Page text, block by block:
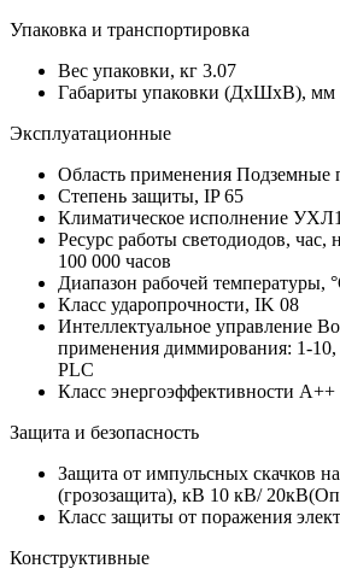
Упаковка и транспортировка
Вес упаковки, кг 3.07
Габариты упаковки (ДхШхВ), мм
Эксплуатационные
Область применения Подземные
Степень защиты, IP65
Климатическое исполнение УХЛ1
Ресурс работы светодиодов, час,
100 000 часов
Диапазон рабочей температуры,
Класс ударопрочности, IK 08
Интеллектуальное управление
применения диммирования: 1-
PLC
Класс энергоэффективности A++
Защита и безопасность
Защита от импульсных скачков
(грозозащита), кВ 10 кВ/
Класс защиты от поражения
Конструктивные